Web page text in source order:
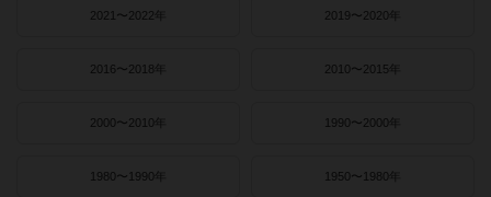
2021〜2022年 2019〜2020年
2016〜2018年 2010〜2015年
2000〜2010年 1990〜2000年
1980〜1990年 1950〜1980年